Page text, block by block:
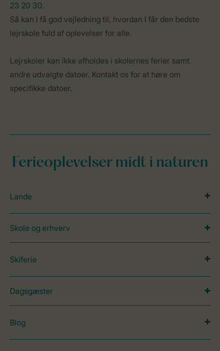
23 20 30.
Så kan I få god vejledning til, hvordan I får den bedste
lejrskole fuld af oplevelser for alle.
Lejrskoler kan ikke afholdes i skolernes ferier samt
andre udvalgte datoer. Kontakt os for at høre om
specifikke datoer.
Ferieoplevelser midt i naturen
Lande
Skole og erhverv
Skiferie
Dagsgæster
Blog